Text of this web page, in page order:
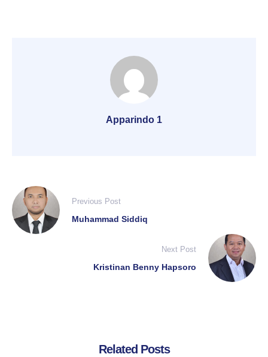
Apparindo 1
Previous Post
Muhammad Siddiq
Next Post
Kristinan Benny Hapsoro
Related Posts